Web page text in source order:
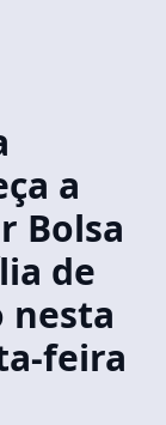
a
Bolsa
de
nesta
feira